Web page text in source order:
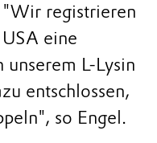
"Wir registrieren
eine
unserem L-Lysin
entschlossen,
so Engel.